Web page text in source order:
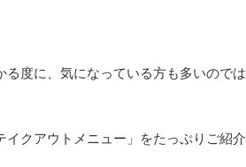
度に、気になっている方も多いのでは
クアウトメニュー」をたっぷりご紹介